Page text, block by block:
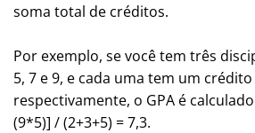
soma total de créditos.
Por exemplo, se você tem três
5, 7 e 9, e cada uma tem um crédito
respectivamente, o GPA é
(9*5)] / (2+3+5) = 7,3.